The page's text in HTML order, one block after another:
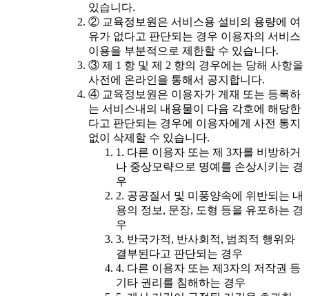
있습니다.
② 교육정보원은 서비스용 설비의 용량에 여
유가 없다고 판단되는 경우 이용자의 서비스
이용을 부분적으로 제한할 수 있습니다.
③ 제 1 항 및 제 2 항의 경우에는 당해 사항을
사전에 온라인을 통해서 공지합니다.
④ 교육정보원은 이용자가 게재 또는 등록하
는 서비스내의 내용물이 다음 각호에 해당한
다고 판단되는 경우에 이용자에게 사전 통지
없이 삭제할 수 있습니다.
1. 다른 이용자 또는 제 3자를 비방하거
나 중상모략으로 명예를 손상시키는 경
우
2. 공공질서 및 미풍양속에 위반되는 내
용의 정보, 문장, 도형 등을 유포하는 경
우
3. 반국가적, 반사회적, 범죄적 행위와
결부된다고 판단되는 경우
4. 다른 이용자 또는 제3자의 저작권 등
기타 권리를 침해하는 경우